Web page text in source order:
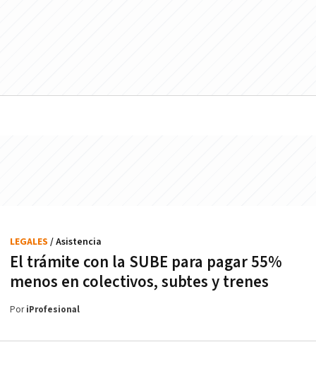
El trámite con la SUBE para pagar 55%
menos en colectivos, subtes y trenes
LEGALES / Asistencia
PoriProfesional